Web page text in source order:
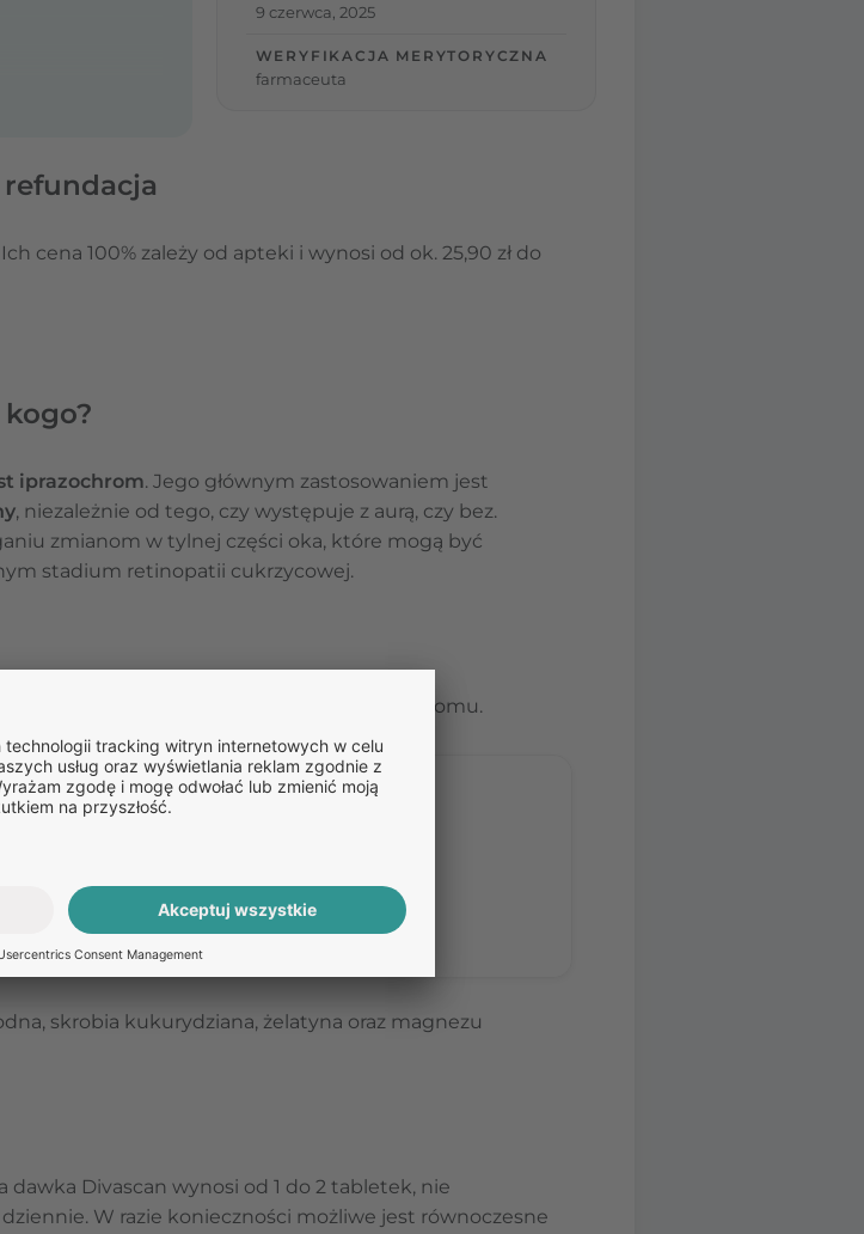
9 czerwca, 2025
WERYFIKACJA MERYTORYCZNA
farmaceuta
refundacja
cena 100% zależy od apteki i wynosi od ok. 25,90 zł do
kogo?
iprazochrom. Jego głównym zastosowaniem jest
, niezależnie od tego, czy występuje z aurą, czy bez.
zmianom w tylnej części oka, które mogą być
stadium retinopatii cukrzycowej.
. Każda tabletka zawiera 2,5 mg iprazochromu.
porady medycznej. W celu uzyskania porady
skrobia kukurydziana, żelatyna oraz magnezu
dawka Divascan wynosi od 1 do 2 tabletek, nie
W razie konieczności możliwe jest równoczesne